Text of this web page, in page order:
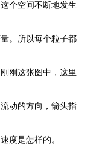
个空间不断地发生
。所以每个粒子都
刚这张图中，这里
动的方向，箭头指
度是怎样的。